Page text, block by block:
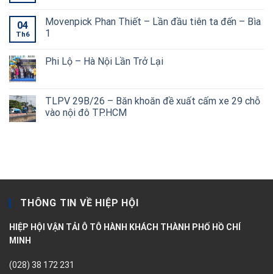
04
Th6
Movenpick Phan Thiết – Lần đầu tiên ta đến – Bìa
1
Phi Lộ – Hà Nội Lần Trở Lại
TLPV 29B/26 – Băn khoăn đề xuất cấm xe 29 chỗ
vào nội đô TP.HCM
THÔNG TIN VỀ HIỆP HỘI
HIỆP HỘI VẬN TẢI Ô TÔ HÀNH KHÁCH THÀNH PHỐ HỒ CHÍ
MINH
(028) 38 172 231